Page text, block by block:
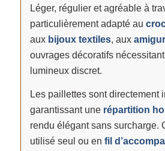
Léger, régulier et agréable à
particulièrement adapté au
aux bijoux textiles, aux
ouvrages décoratifs
lumineux discret.
Les paillettes sont directement
garantissant une répartition
rendu élégant sans surcharge.
utilisé seul ou en fil